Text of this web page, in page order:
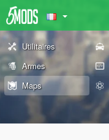
Utilitaires
Armes
Maps